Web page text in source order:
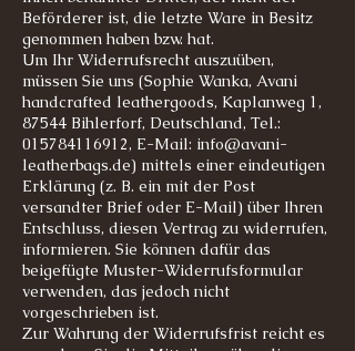
Beförderer ist, die letzte Ware in Besitz
genommen haben bzw. hat.
Um Ihr Widerrufsrecht auszuüben,
müssen Sie uns (Sophie Wanka, Avani
handcrafted leathergoods, Kaplanweg 1,
87544 Bihlerforf, Deutschland, Tel.:
015784116912, E-Mail: info@avani-
leatherbags.de) mittels einer eindeutigen
Erklärung (z. B. ein mit der Post
versandter Brief oder E-Mail) über Ihren
Entschluss, diesen Vertrag zu widerrufen,
informieren. Sie können dafür das
beigefügte Muster-Widerrufsformular
verwenden, das jedoch nicht
vorgeschrieben ist.
Zur Wahrung der Widerrufsfrist reicht es